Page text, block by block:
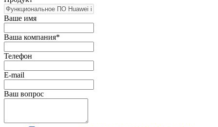
Ваше имя
Ваша компания*
Телефон
E-mail
Ваш вопрос